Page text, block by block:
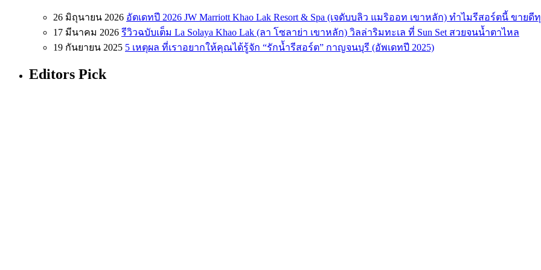
26 มิถุนายน 2026 อัตเดทปี 2026 JW Marriott Khao Lak Resort & Spa (เจดับบลิว แมริออท เขาหลัก) ทำไมรีสอร์ตนี้ ขาย
17 มีนาคม 2026 รีวิวฉบับเต็ม La Solaya Khao Lak (ลา โซลาย่า เขาหลัก) วิลล่าริมทะเล ที่ Sun Set สวยจนน้ำตาไหล
19 กันยายน 2025 5 เหตุผล ที่เราอยากให้คุณได้รู้จัก “รักน้ำรีสอร์ต” กาญจนบุรี (อัพเดทปี 2025)
Editors Pick